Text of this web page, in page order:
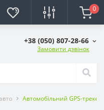
0
+38 (050) 807-28-66
Замовити дзвінок
Автомобільний GPS-